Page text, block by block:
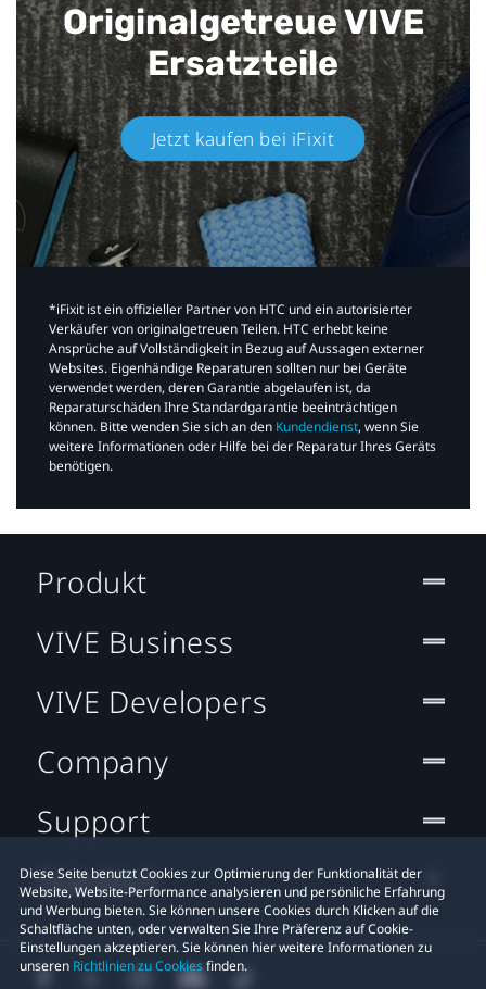
Originalgetreue VIVE
Ersatzteile
Jetzt kaufen bei iFixit​
*iFixit ist ein offizieller Partner von HTC und ein autorisierter
Verkäufer von originalgetreuen Teilen. HTC erhebt keine
Ansprüche auf Vollständigkeit in Bezug auf Aussagen externer
Websites. Eigenhändige Reparaturen sollten nur bei Geräte
verwendet werden, deren Garantie abgelaufen ist, da
Reparaturschäden Ihre Standardgarantie beeinträchtigen
können. Bitte wenden Sie sich an den Kundendienst, wenn Sie
weitere Informationen oder Hilfe bei der Reparatur Ihres Geräts
benötigen.​
Diese Seite benutzt Cookies zur Optimierung der Funktionalität der
Website, Website-Performance analysieren und persönliche Erfahrung
und Werbung bieten. Sie können unsere Cookies durch Klicken auf die
Schaltfläche unten, oder verwalten Sie Ihre Präferenz auf Cookie-
Einstellungen akzeptieren. Sie können hier weitere Informationen zu
unseren Richtlinien zu Cookiesfinden.
Produkt
VIVE Business
VIVE Developers
Company
Support
Standort